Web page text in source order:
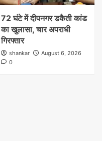
72 घंटे में दीपनगर डकैती कांड
का खुलासा, चार अपराधी
गिरफ्तार
shankar
August 6, 2026
0